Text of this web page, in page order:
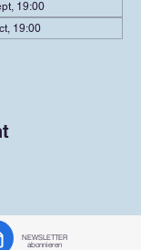
19:00
19:00
NEWSLETTER
abonnieren